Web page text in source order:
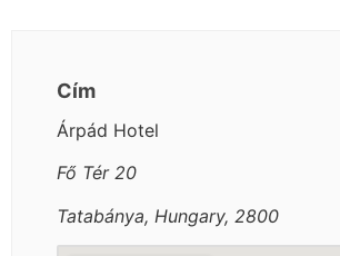
Cím
Árpád Hotel
Fő Tér 20
Tatabánya, Hungary, 2800